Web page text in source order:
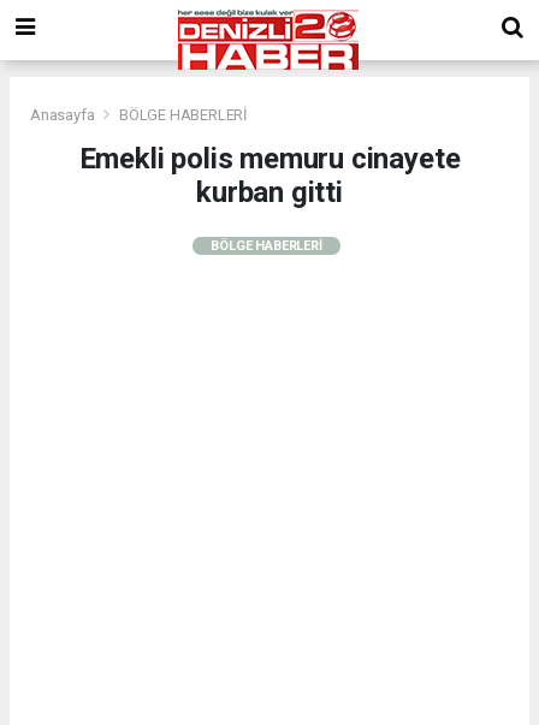
Anasayfa BÖLGE HABERLERİ
Emekli polis memuru cinayete
kurban gitti
BÖLGE HABERLERİ